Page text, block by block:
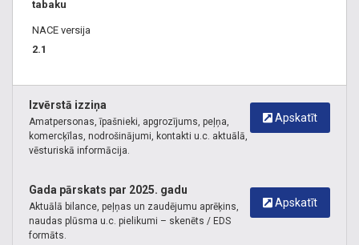
tabaku
NACE versija
2.1
Apskatīt
Izvērstā izziņa
Amatpersonas, īpašnieki, apgrozījums, peļņa,
komercķīlas, nodrošinājumi, kontakti u.c. aktuālā,
vēsturiskā informācija.
Apskatīt
Gada pārskats par 2025. gadu
Aktuālā bilance, peļņas un zaudējumu aprēķins,
naudas plūsma u.c. pielikumi – skenēts / EDS
formāts.